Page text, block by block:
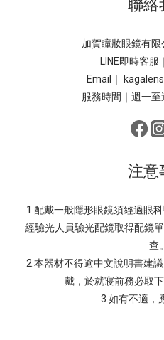
聯絡
加賀瞳妝眼鏡有
LINE即時客服｜
Email｜
服務時間｜週一
注意
1.配戴一般隱形眼鏡須經過眼
經驗光人員驗光配鏡取得配鏡
查。
2.本器材不得逾中文說明書建
戴，於就寢前務必取
3.如有不適，